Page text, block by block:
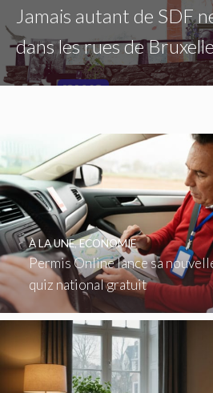
Jamais autant de SDF
dans les rues de
Permis Online lance sa
quiz national gratuit
À LA UNE,ECONOMIE